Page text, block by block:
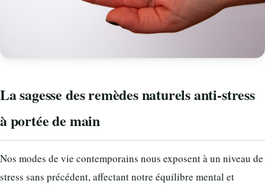
La sagesse des remèdes naturels anti-stress
à portée de main
Nos modes de vie contemporains nous exposent à un niveau de
stress sans précédent, affectant notre équilibre mental et